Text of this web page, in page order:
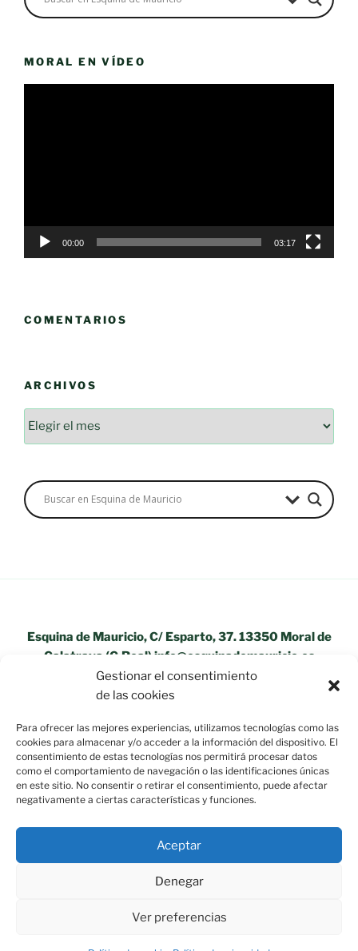
Gestionar el consentimiento
de las cookies
Para ofrecer las mejores experiencias, utilizamos tecnologías como las
cookies para almacenar y/o acceder a la información del dispositivo. El
consentimiento de estas tecnologías nos permitirá procesar datos
como el comportamiento de navegación o las identificaciones únicas
en este sitio. No consentir o retirar el consentimiento, puede afectar
negativamente a ciertas características y funciones.
Aceptar
Denegar
Ver preferencias
MORAL EN VÍDEO
00:00 03:17
COMENTARIOS
ARCHIVOS
Archivos
Esquina de Mauricio, C/ Esparto, 37. 13350 Moral de
Calatrava (C.Real) info@esquinademauricio.es
«Aviso Legal»